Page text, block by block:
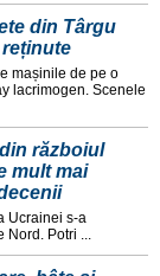
din Târgu
mașinile de pe o
lacrimogen. Scenele
războiul
mult mai
Ucrainei s-a
Nord. Potri ...